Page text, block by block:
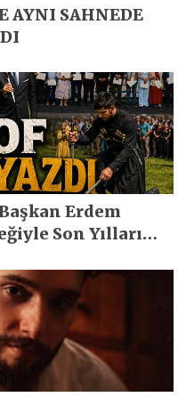
AYNI SAHNEDE
Erdem
Son Yılların